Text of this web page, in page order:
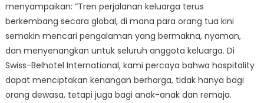
menyampaikan: “Tren perjalanan keluarga terus
berkembang secara global, di mana para orang tua kini
semakin mencari pengalaman yang bermakna, nyaman,
dan menyenangkan untuk seluruh anggota keluarga. Di
Swiss-Belhotel International, kami percaya bahwa hospitality
dapat menciptakan kenangan berharga, tidak hanya bagi
orang dewasa, tetapi juga bagi anak-anak dan remaja.